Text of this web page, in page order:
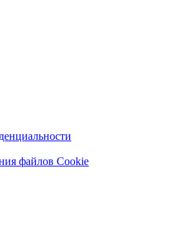
файлов Cookie